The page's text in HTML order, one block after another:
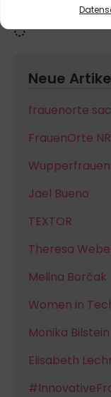
Neue
frauenorte
FrauenOrte
Wupperfrauen
Jael Bueno
TEXTOR
Theresa
Melina Borčak
Women in
Monika Bilstein
Elisabeth